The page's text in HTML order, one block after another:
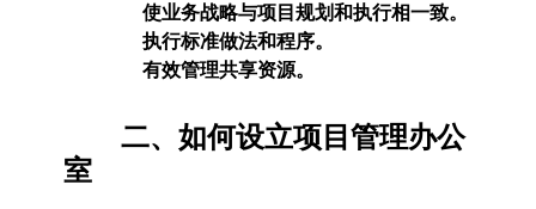
使业务战略与项目规划和执行相一致。
执行标准做法和程序。
有效管理共享资源。
二、如何设立项目管理办公
室